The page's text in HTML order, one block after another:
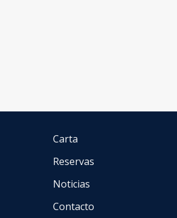
Carta
Reservas
Noticias
Contacto